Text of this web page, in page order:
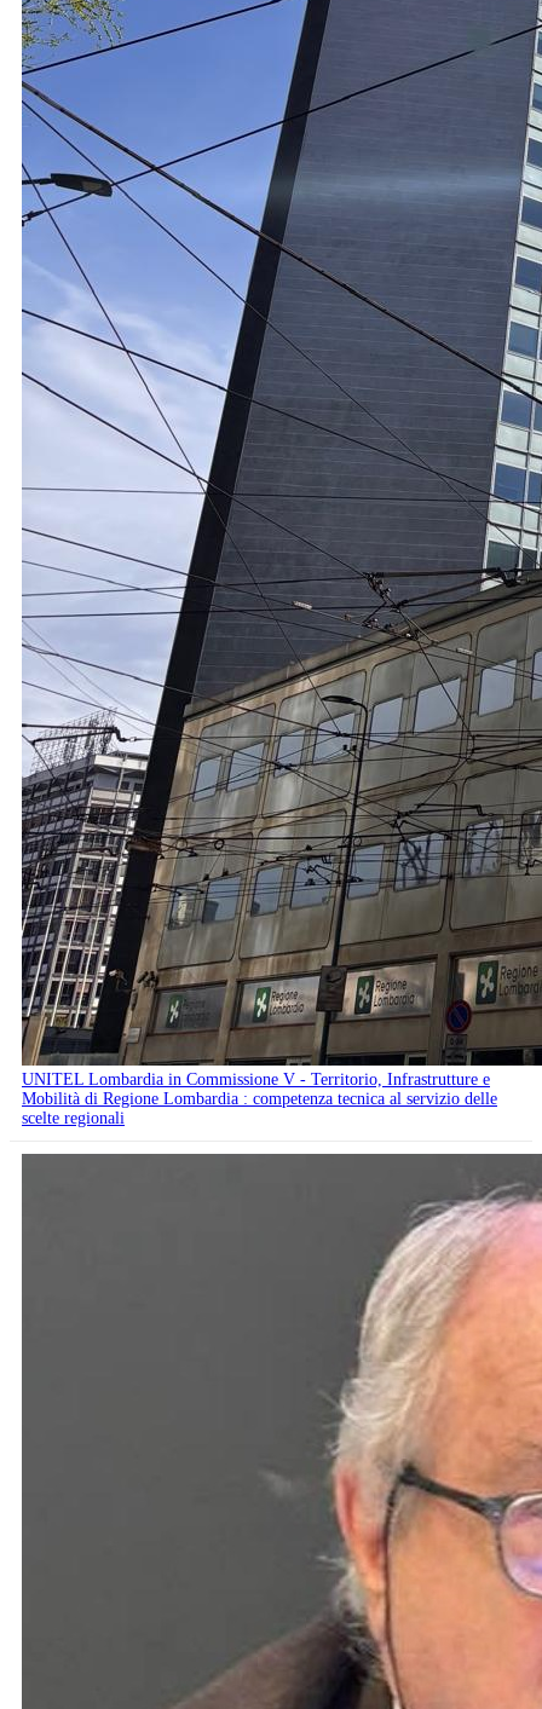
UNITEL Lombardia in Commissione V - Territorio, Infrastrutture e
Mobilità di Regione Lombardia : competenza tecnica al servizio delle
scelte regionali